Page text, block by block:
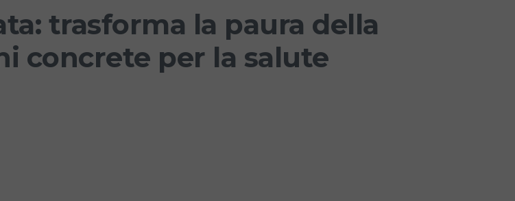
trasforma la paura della
concrete per la salute